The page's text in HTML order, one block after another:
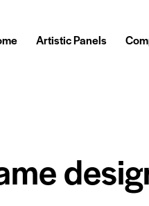
Artistic Panels